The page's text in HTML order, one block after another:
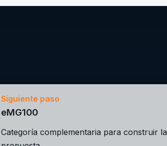
Siguiente paso
eMG100
Categoría complementaria para construir la